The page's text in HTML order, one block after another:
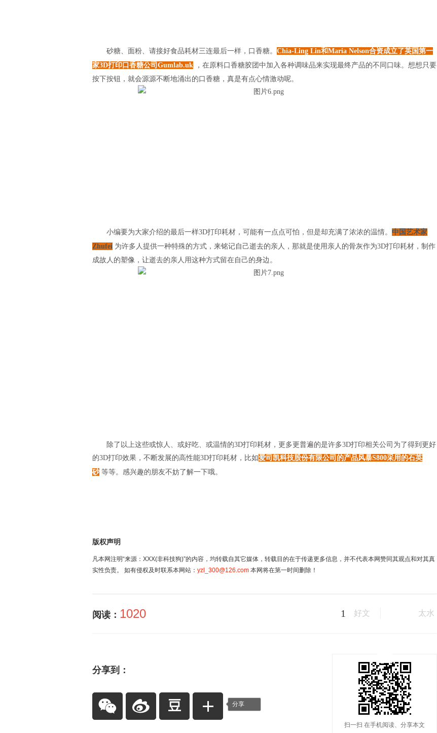
砂糖、面粉、请接好食品耗材三连最后一样，口香糖。 Chia-Ling Lin和Maria Nelson合资成立了英国第一
家3D打印口香糖公司Gumlab.uk
，在原料口香糖胶团中加入各种调味品来实现最终产品的不同口味。想想只要
按下按钮，就会源源不断地涌出的口香糖，真是有点心情激动呢。
小编要为大家介绍的最后一样3D打印耗材，可能有一点点可怕，但是却充满了浓浓的温情。 中国艺术家
Zhufei 为许多人提供一种特殊的方式，来铭记自己逝去的亲人，那就是使用亲人的骨灰作为3D打印耗材，制作
成故人的塑像，让逝去的亲人用这种方式留在自己的身边。
除了以上这些或惊人、或好吃、或温情的3D打印耗材，更多更普遍的是许多3D打印相关公司为了得到更好
的3D打印效果，不断发展的高性能3D打印耗材，比如爱司凯科技股份有限公司的产品风暴S800采用的石英
砂 等等。感兴趣的朋友不妨了解一下哦。
版权声明
凡本网注明“来源：XXX(非科技狗)”的内容，均转载自其它媒体，转载目的在于传递更多信息，并不代表本网赞同其观点和对其真
实性负责。 如有侵权及时联系本网站： yzl_300@126.com 本网将在第一时间删除！
1 好文 太水
阅读： 1020
分享到：
分享
扫一扫 在手机阅读、分享本文